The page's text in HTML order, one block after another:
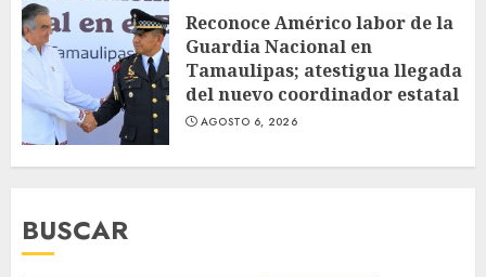
Reconoce Américo labor de la
Guardia Nacional en
Tamaulipas; atestigua llegada
del nuevo coordinador estatal
AGOSTO 6, 2026
BUSCAR